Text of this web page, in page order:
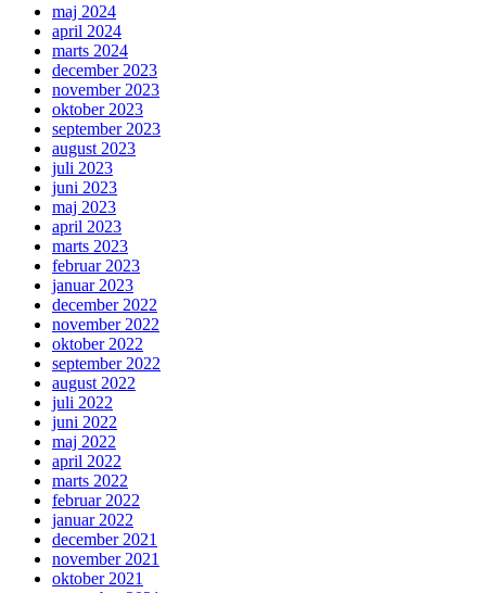
maj 2024
april 2024
marts 2024
december 2023
november 2023
oktober 2023
september 2023
august 2023
juli 2023
juni 2023
maj 2023
april 2023
marts 2023
februar 2023
januar 2023
december 2022
november 2022
oktober 2022
september 2022
august 2022
juli 2022
juni 2022
maj 2022
april 2022
marts 2022
februar 2022
januar 2022
december 2021
november 2021
oktober 2021